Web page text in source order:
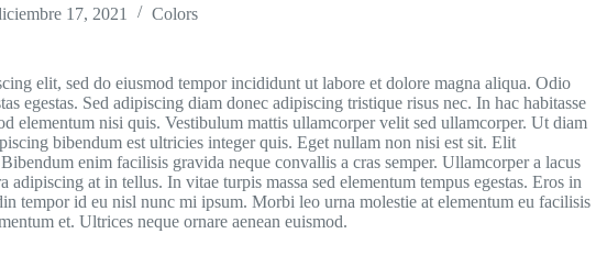
17, 2021 Colors
elit, sed do eiusmod tempor incididunt ut labore et dolore magna aliqua. Odio
egestas. Sed adipiscing diam donec adipiscing tristique risus nec. In hac habitasse
elementum nisi quis. Vestibulum mattis ullamcorper velit sed ullamcorper. Ut diam
bibendum est ultricies integer quis. Eget nullam non nisi est sit. Elit
enim facilisis gravida neque convallis a cras semper. Ullamcorper a lacus
at in tellus. In vitae turpis massa sed elementum tempus egestas. Eros in
tempor id eu nisl nunc mi ipsum. Morbi leo urna molestie at elementum eu facilisis
et. Ultrices neque ornare aenean euismod.